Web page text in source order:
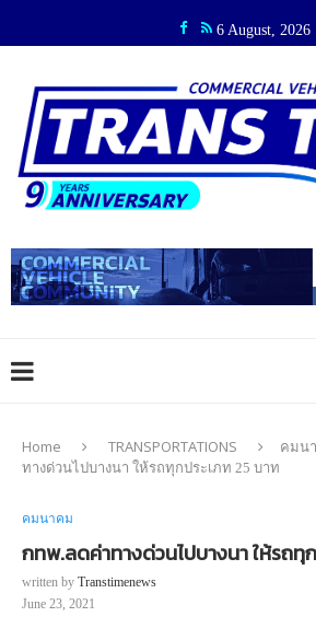
6 August, 2026
Home TRANSPORTATIONS คมน
ทางด่วนไปบางนา ให้รถทุกประเภท 25 บาท
คมนาคม
กทพ.ลดค่าทางด่วนไปบางนา ให้รถทุ
written by Transtimenews
June 23, 2021